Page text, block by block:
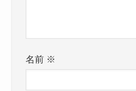
名前 ※